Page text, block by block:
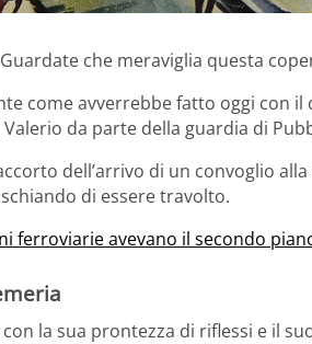
che meraviglia questa
come avverrebbe fatto oggi con
da parte della guardia di
dell’arrivo di un convoglio
di essere travolto.
ferroviarie avevano il secondo
la sua prontezza di riflessi e il